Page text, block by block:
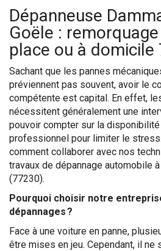
Dépanneuse
Goële :
place ou à
Sachant que les pannes
préviennent pas souvent, avoir le
compétente est capital. En effet,
nécessitent généralement une
pouvoir compter sur la
professionnel pour limiter le
comment collaborer avec nos
travaux de dépannage automobile
(77230).
Pourquoi choisir notre
dépannages ?
Face à une voiture en panne,
être mises en jeu. Cependant, il ne